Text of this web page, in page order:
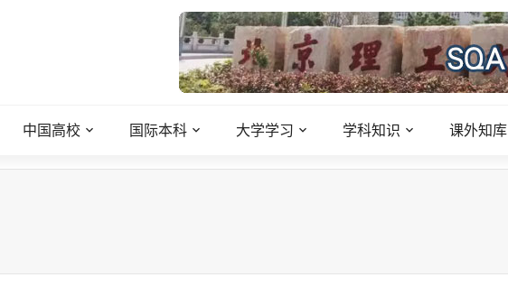
中国高校 国际本科 大学学习 学科知识 课外知库